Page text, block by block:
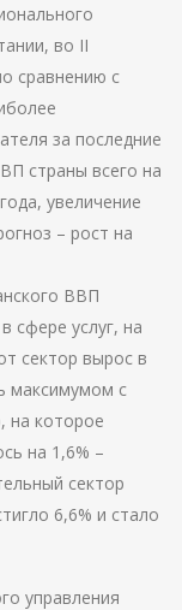
во II
сравнению с
за последние
страны всего на
увеличение
– рост на
ВВП
сфере услуг, на
сектор вырос в
максимумом с
на которое
на 1,6% –
сектор
6,6% и стало
управления